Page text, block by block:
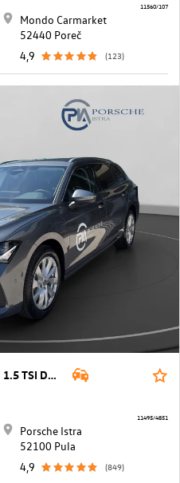
Mondo Carmarket
52440 Poreč
4,9
(123)
11560/107
Škoda SUPERB Combi Selec.Plus 1.5 TSI DSG PHEV
Porsche Istra
52100 Pula
4,9
(849)
11495/4851